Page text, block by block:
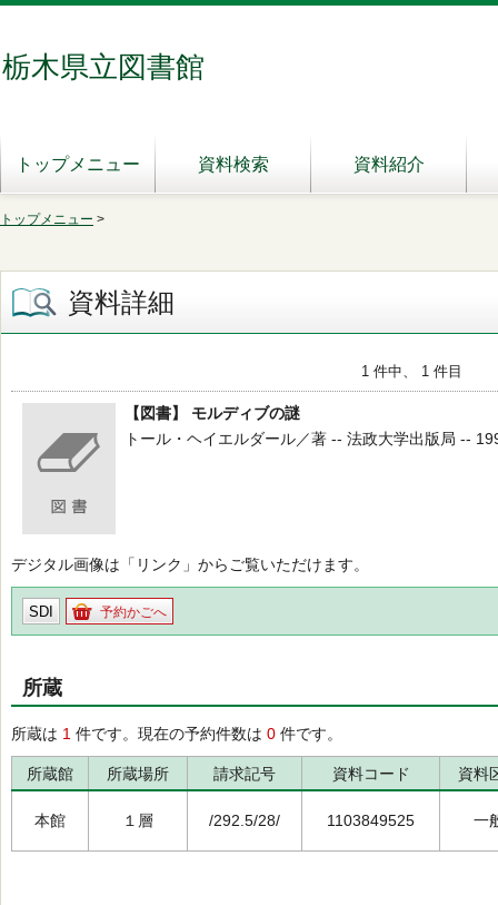
栃木県立図書館
トップメニュー 資料検索 資料紹介
トップメニュー >
資料詳細
1 件中、 1 件目
【図書】 モルディブの謎
トール・ヘイエルダール／著 -- 法政大学出版局 --
デジタル画像は「リンク」からご覧いただけます。
SDI 予約かごへ
所蔵
所蔵は 1 件です。現在の予約件数は 0 件です。
所蔵館 所蔵場所 請求記号 資料コード 資料
本館 １層 /292.5/28/ 1103849525 一